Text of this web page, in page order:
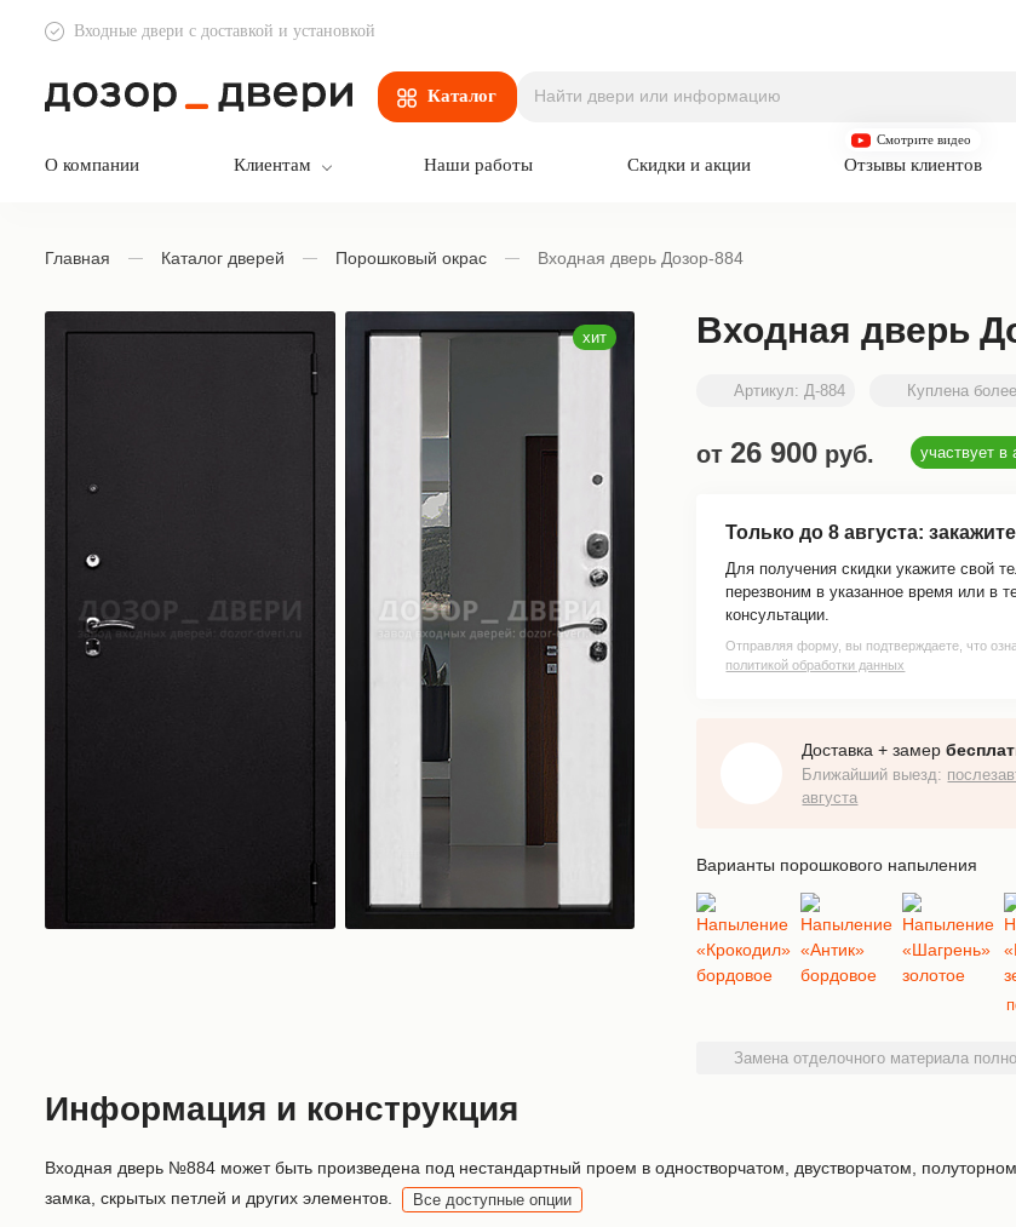
Дозор Двери
Каталог
Входные двери с доставкой и установкой
О компании Клиентам Наши работы Скидки и акции Отзывы клиентов
Смотрите видео
Главная Каталог дверей Порошковый окрас Входная дверь Дозор-884
Входная дверь
Артикул: Д-884 Куплена
от26 900 руб. участвует в
Только до8 августа: закажите
Для получения скидки укажите свой
перезвоним в указанное время или в
консультации.
Отправляя форму, вы подтверждаете, что
политикой обработки данных
Доставка + замер
Ближайший выезд:
августа
Варианты порошкового напыления
Замена отделочного материала
Информация и конструкция
Входная дверь №884 может быть произведена под нестандартный проем в одностворчатом, двустворчатом,
замка, скрытых петлей и других элементов.
Все доступные опции